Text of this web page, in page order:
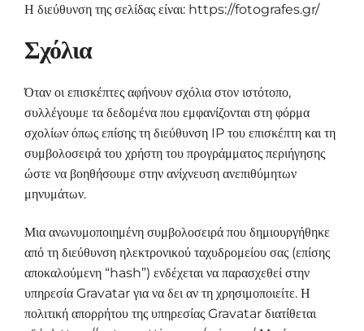
Η διεύθυνση της σελίδας είναι: https://fotografes.gr/
Σχόλια
Όταν οι επισκέπτες αφήνουν σχόλια στον ιστότοπο,
συλλέγουμε τα δεδομένα που εμφανίζονται στη φόρμα
σχολίων όπως επίσης τη διεύθυνση IP του επισκέπτη και τη
συμβολοσειρά του χρήστη του προγράμματος περιήγησης
ώστε να βοηθήσουμε στην ανίχνευση ανεπιθύμητων
μηνυμάτων.
Μια ανωνυμοποιημένη συμβολοσειρά που δημιουργήθηκε
από τη διεύθυνση ηλεκτρονικού ταχυδρομείου σας (επίσης
αποκαλούμενη “hash”) ενδέχεται να παρασχεθεί στην
υπηρεσία Gravatar για να δει αν τη χρησιμοποιείτε. Η
πολιτική απορρήτου της υπηρεσίας Gravatar διατίθεται